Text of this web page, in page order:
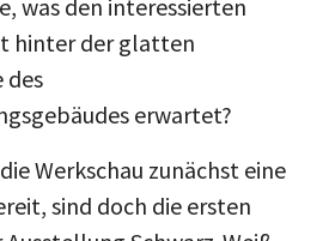
was den interessierten
hinter der glatten
des
erwartet?
Werkschau zunächst eine
sind doch die ersten